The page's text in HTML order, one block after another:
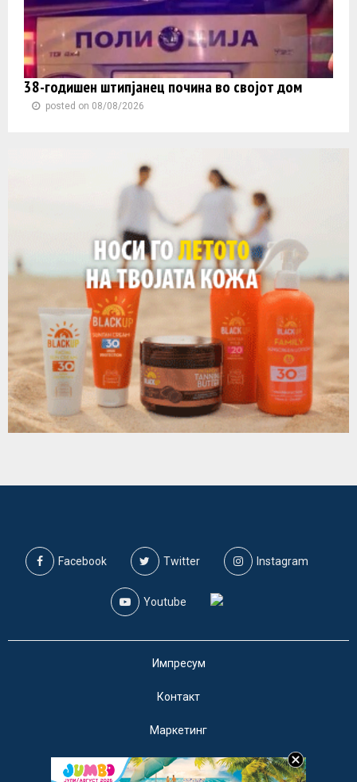
38-годишен штипјанец почина во својот дом
posted on 08/08/2026
Facebook Twitter Instagram
Youtube
Импресум
Контакт
Маркетинг
Услови за користење